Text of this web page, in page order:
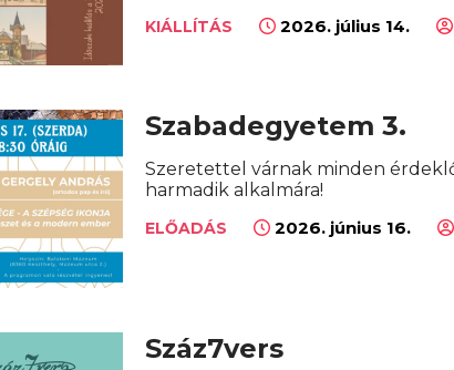
KIÁLLÍTÁS 2026. július 14.
Szabadegyetem 3.
Szeretettel várnak minden
harmadik alkalmára!
ELŐADÁS 2026. június 16.
Száz7vers